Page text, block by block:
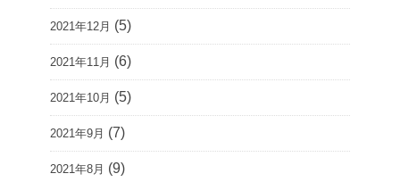
2021年12月 (5)
2021年11月 (6)
2021年10月 (5)
2021年9月 (7)
2021年8月 (9)